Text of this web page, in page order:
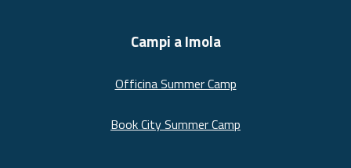
Campi a Imola
Officina Summer Camp
Book City Summer Camp